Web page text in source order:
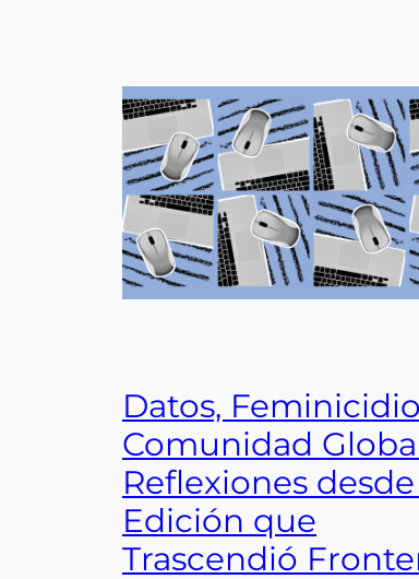
Datos,
Comunidad
Reflexiones
Edición que
Trascendió